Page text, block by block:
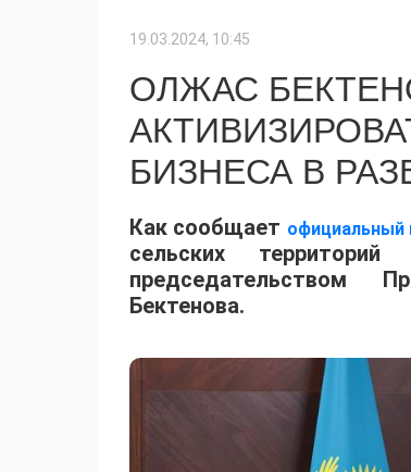
19.03.2024, 10:45
ОЛЖАС
БИЗНЕСА В
Как сообщает официальный
сельских
председательством
Бектенова.